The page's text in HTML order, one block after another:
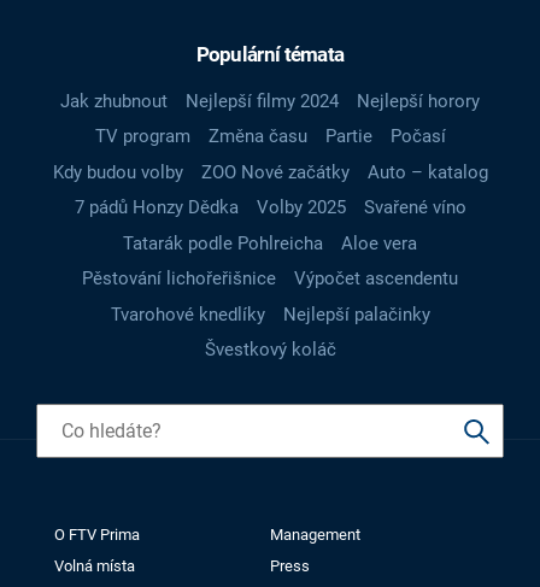
Populární témata
Jak zhubnout Nejlepší filmy 2024
Nejlepší horory
TV program
Změna času Partie
Počasí
Kdy budou volby
ZOO Nové začátky
Auto – katalog
7 pádů Honzy Dědka
Volby 2025
Svařené víno
Tatarák podle Pohlreicha
Aloe vera
Pěstování lichořeřišnice
Výpočet ascendentu
Tvarohové knedlíky
Nejlepší palačinky
Švestkový koláč
O FTV Prima
Management
Volná místa
Press